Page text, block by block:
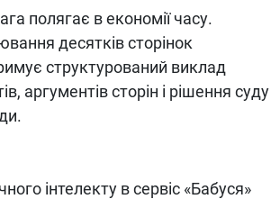
полягає в економії часу.
десятків сторінок
структурований виклад
аргументів сторін і рішення суду
інтелекту в сервіс «Бабуся»